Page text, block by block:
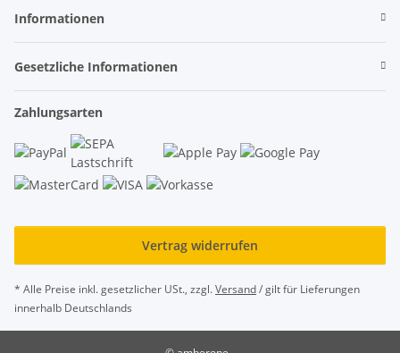
Informationen
Gesetzliche Informationen
Zahlungsarten
Vertrag widerrufen
* Alle Preise inkl. gesetzlicher USt., zzgl.Versand/ gilt für Lieferungen
innerhalb Deutschlands